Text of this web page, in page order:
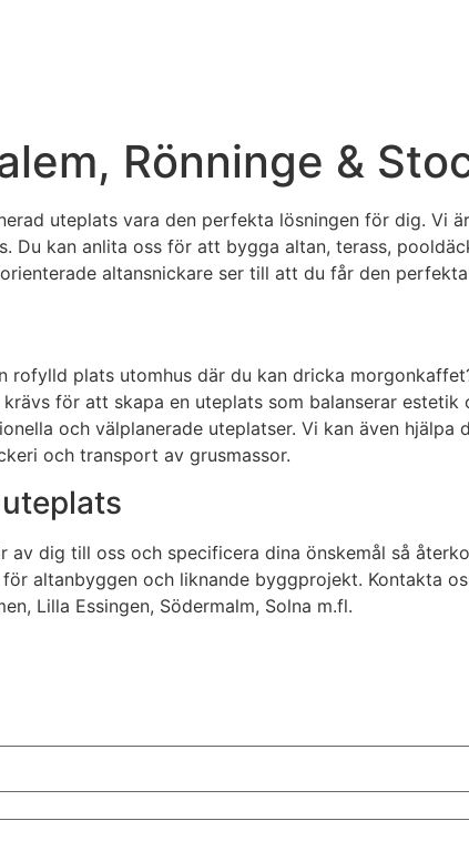
Rönninge &
uteplats vara den perfekta lösningen för dig. Vi
Du kan anlita oss för att bygga altan, terass,
altansnickare ser till att du får den
rofylld plats utomhus där du kan dricka
för att skapa en uteplats som balanserar
och välplanerade uteplatser. Vi kan även
och transport av grusmassor.
dig till oss och specificera dina önskemål så
altanbyggen och liknande byggprojekt. Kontakta
Lilla Essingen, Södermalm, Solna m.fl.